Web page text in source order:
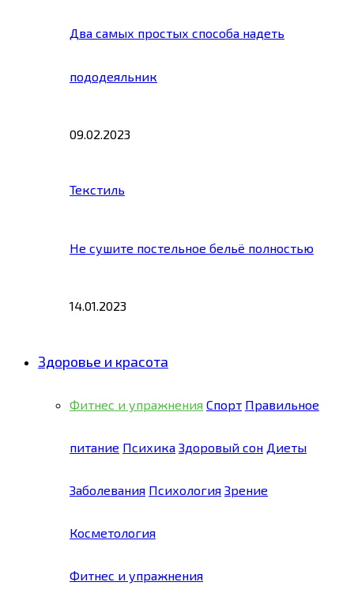
Два самых простых способа надеть
пододеяльник
09.02.2023
Текстиль
Не сушите постельное бельё полностью
14.01.2023
Здоровье и красота
Фитнес и упражнения Спорт Правильное
питание Психика Здоровый сон Диеты
Заболевания Психология Зрение
Косметология
Фитнес и упражнения